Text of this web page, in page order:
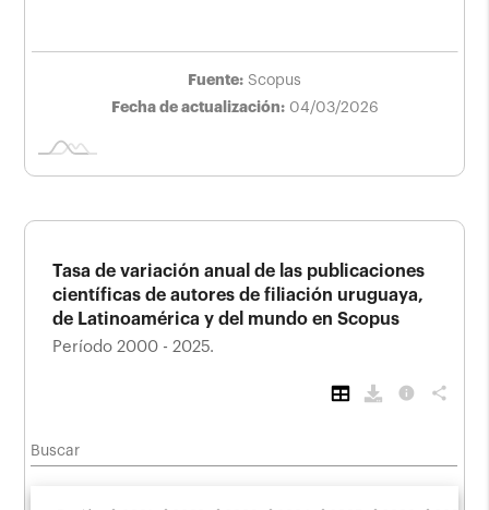
Fuente: Scopus
Fecha de actualización: 04/03/2026
Tasa de variación anual de las publicaciones
científicas de autores de filiación uruguaya,
de Latinoamérica y del mundo en Scopus
Período 2000 - 2025.
info share
Buscar